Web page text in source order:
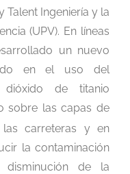
Talent Ingeniería y la
(UPV). En líneas
un nuevo
en el uso del
de titanio
sobre las capas de
carreteras y en
la contaminación
de la